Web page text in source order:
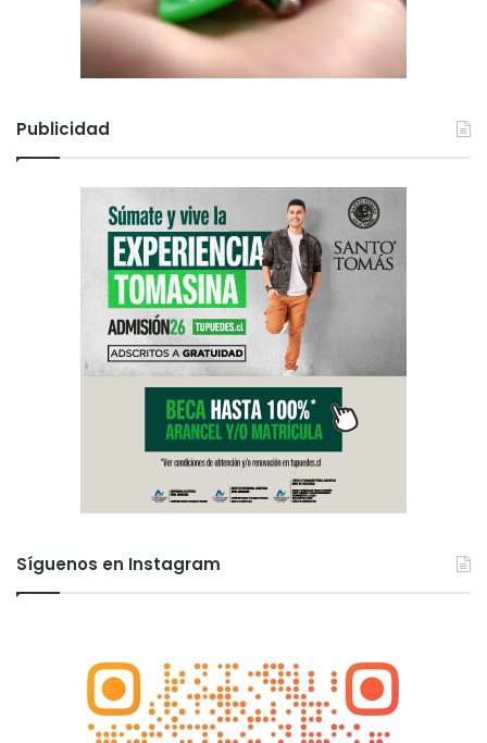
Publicidad
Síguenos en Instagram